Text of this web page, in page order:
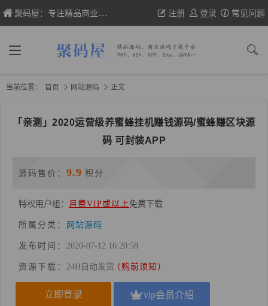
聚码屋：专注精品商业网站源码、织梦/帝国cms模板、wp主题的分享 注册 登录 常见问题
当前位置： 首页 网站源码 正文
「亲测」2020运营级养蜜蜂挂机赚钱源码/蜜蜂赚区块源
码 可封装APP
源码售价： 9.9 积分
特权用户组： 月费VIP或以上 免费下载
所属分类： 网站源码
发布时间： 2020-07-12 16:20:58
资源下载： 24H自动发货（购前须知）
立即登录 vip会员介绍